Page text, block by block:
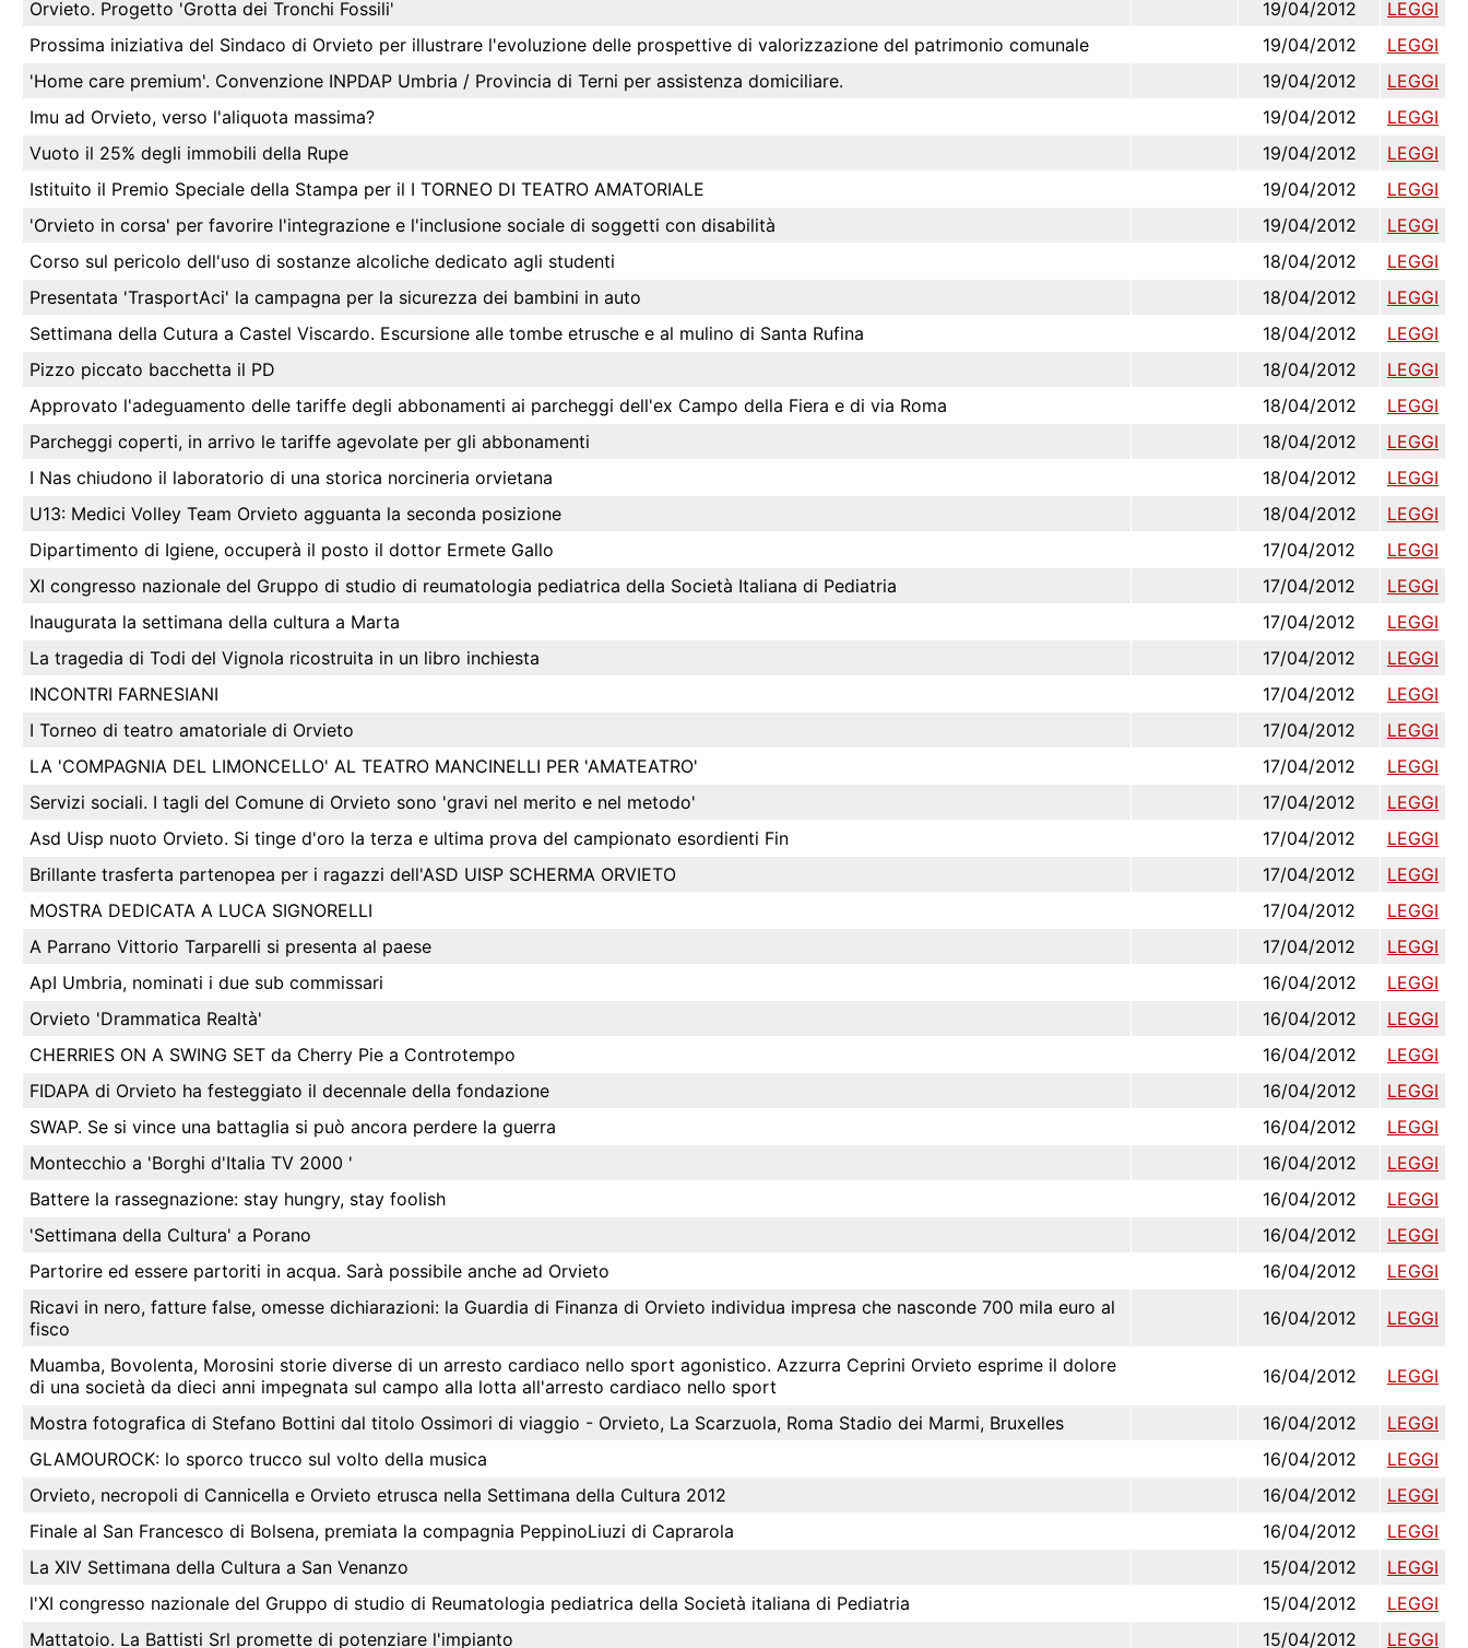
Orvieto. Progetto 'Grotta dei Tronchi Fossili'
19/04/2012
LEGGI
Prossima iniziativa del Sindaco di Orvieto per illustrare l'evoluzione delle prospettive di valorizzazione del patrimonio comunale
19/04/2012
LEGGI
'Home care premium'. Convenzione INPDAP Umbria / Provincia di Terni per assistenza domiciliare.
19/04/2012
LEGGI
Imu ad Orvieto, verso l'aliquota massima?
19/04/2012
LEGGI
Vuoto il 25% degli immobili della Rupe
19/04/2012
LEGGI
Istituito il Premio Speciale della Stampa per il I TORNEO DI TEATRO AMATORIALE
19/04/2012
LEGGI
'Orvieto in corsa' per favorire l'integrazione e l'inclusione sociale di soggetti con disabilità
19/04/2012
LEGGI
Corso sul pericolo dell'uso di sostanze alcoliche dedicato agli studenti
18/04/2012
LEGGI
Presentata 'TrasportAci' la campagna per la sicurezza dei bambini in auto
18/04/2012
LEGGI
Settimana della Cutura a Castel Viscardo. Escursione alle tombe etrusche e al mulino di Santa Rufina
18/04/2012
LEGGI
Pizzo piccato bacchetta il PD
18/04/2012
LEGGI
Approvato l'adeguamento delle tariffe degli abbonamenti ai parcheggi dell'ex Campo della Fiera e di via Roma
18/04/2012
LEGGI
Parcheggi coperti, in arrivo le tariffe agevolate per gli abbonamenti
18/04/2012
LEGGI
I Nas chiudono il laboratorio di una storica norcineria orvietana
18/04/2012
LEGGI
U13: Medici Volley Team Orvieto agguanta la seconda posizione
18/04/2012
LEGGI
Dipartimento di Igiene, occuperà il posto il dottor Ermete Gallo
17/04/2012
LEGGI
XI congresso nazionale del Gruppo di studio di reumatologia pediatrica della Società Italiana di Pediatria
17/04/2012
LEGGI
Inaugurata la settimana della cultura a Marta
17/04/2012
LEGGI
La tragedia di Todi del Vignola ricostruita in un libro inchiesta
17/04/2012
LEGGI
INCONTRI FARNESIANI
17/04/2012
LEGGI
I Torneo di teatro amatoriale di Orvieto
17/04/2012
LEGGI
LA 'COMPAGNIA DEL LIMONCELLO' AL TEATRO MANCINELLI PER 'AMATEATRO'
17/04/2012
LEGGI
Servizi sociali. I tagli del Comune di Orvieto sono 'gravi nel merito e nel metodo'
17/04/2012
LEGGI
Asd Uisp nuoto Orvieto. Si tinge d'oro la terza e ultima prova del campionato esordienti Fin
17/04/2012
LEGGI
Brillante trasferta partenopea per i ragazzi dell'ASD UISP SCHERMA ORVIETO
17/04/2012
LEGGI
MOSTRA DEDICATA A LUCA SIGNORELLI
17/04/2012
LEGGI
A Parrano Vittorio Tarparelli si presenta al paese
17/04/2012
LEGGI
ApI Umbria, nominati i due sub commissari
16/04/2012
LEGGI
Orvieto 'Drammatica Realtà'
16/04/2012
LEGGI
CHERRIES ON A SWING SET da Cherry Pie a Controtempo
16/04/2012
LEGGI
FIDAPA di Orvieto ha festeggiato il decennale della fondazione
16/04/2012
LEGGI
SWAP. Se si vince una battaglia si può ancora perdere la guerra
16/04/2012
LEGGI
Montecchio a 'Borghi d'Italia TV 2000 '
16/04/2012
LEGGI
Battere la rassegnazione: stay hungry, stay foolish
16/04/2012
LEGGI
'Settimana della Cultura' a Porano
16/04/2012
LEGGI
Partorire ed essere partoriti in acqua. Sarà possibile anche ad Orvieto
16/04/2012
LEGGI
Ricavi in nero, fatture false, omesse dichiarazioni: la Guardia di Finanza di Orvieto individua impresa che nasconde 700 mila euro al
fisco
16/04/2012 LEGGI
Muamba, Bovolenta, Morosini storie diverse di un arresto cardiaco nello sport agonistico. Azzurra Ceprini Orvieto esprime il dolore
di una società da dieci anni impegnata sul campo alla lotta all'arresto cardiaco nello sport
16/04/2012 LEGGI
Mostra fotografica di Stefano Bottini dal titolo Ossimori di viaggio - Orvieto, La Scarzuola, Roma Stadio dei Marmi, Bruxelles 16/04/2012
LEGGI
GLAMOUROCK: lo sporco trucco sul volto della musica
16/04/2012
LEGGI
Orvieto, necropoli di Cannicella e Orvieto etrusca nella Settimana della Cultura 2012
16/04/2012
LEGGI
Finale al San Francesco di Bolsena, premiata la compagnia PeppinoLiuzi di Caprarola
16/04/2012
LEGGI
La XIV Settimana della Cultura a San Venanzo
15/04/2012
LEGGI
l'XI congresso nazionale del Gruppo di studio di Reumatologia pediatrica della Società italiana di Pediatria
15/04/2012
LEGGI
Mattatoio. La Battisti Srl promette di potenziare l'impianto
15/04/2012 LEGGI